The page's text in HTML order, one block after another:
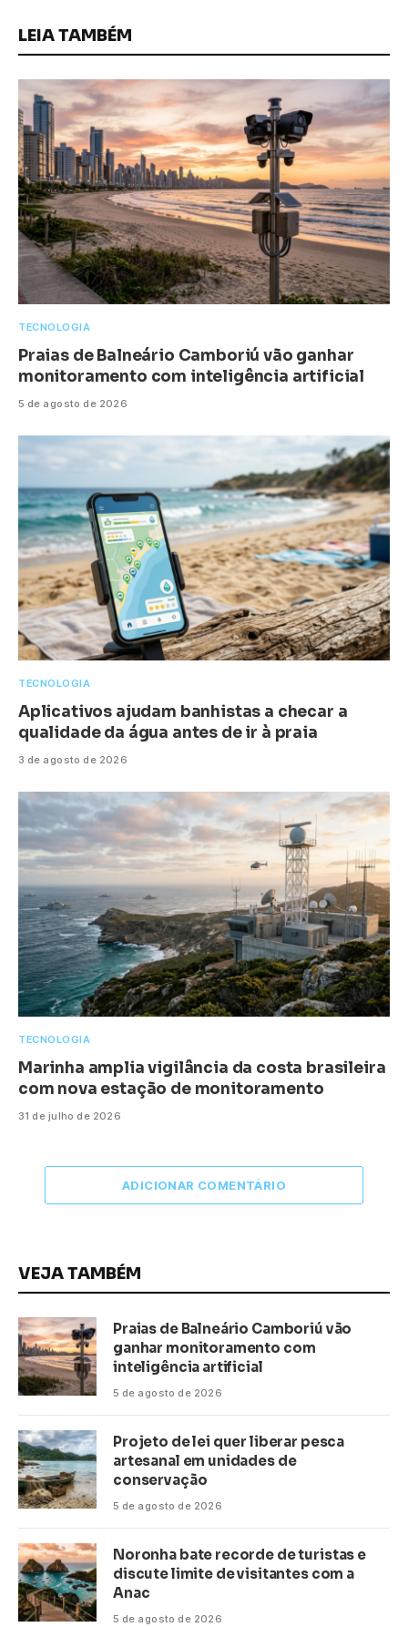
LEIA TAMBÉM
TECNOLOGIA
Praias de Balneário Camboriú vão ganhar
monitoramento com inteligência artificial
5 de agosto de 2026
TECNOLOGIA
Aplicativos ajudam banhistas a checar a
qualidade da água antes de ir à praia
3 de agosto de 2026
TECNOLOGIA
Marinha amplia vigilância da costa brasileira
com nova estação de monitoramento
31 de julho de 2026
ADICIONAR COMENTÁRIO
VEJA TAMBÉM
Praias de Balneário Camboriú vão
ganhar monitoramento com
inteligência artificial
5 de agosto de 2026
Projeto de lei quer liberar pesca
artesanal em unidades de
conservação
5 de agosto de 2026
Noronha bate recorde de turistas e
discute limite de visitantes com a
Anac
5 de agosto de 2026